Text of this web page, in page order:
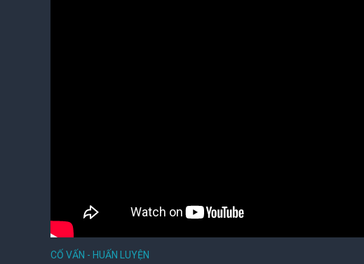
CỐ VẤN - HUẤN LUYỆN